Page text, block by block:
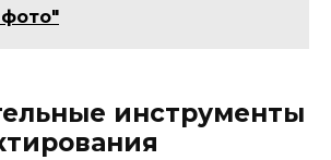
инструменты